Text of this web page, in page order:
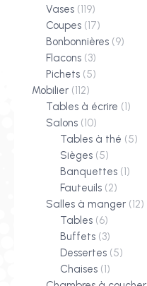
Vases (119)
Coupes (17)
Bonbonnières (9)
Flacons (3)
Pichets (5)
Mobilier (112)
Tables à écrire (1)
Salons (10)
Tables à thé (5)
Sièges (5)
Banquettes (1)
Fauteuils (2)
Salles à manger (12)
Tables (6)
Buffets (3)
Dessertes (5)
Chaises (1)